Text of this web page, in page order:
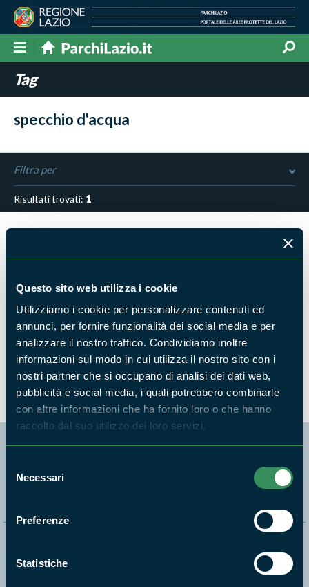
Questo sito web utilizza i cookie
Utilizziamo i cookie per personalizzare contenuti ed
annunci, per fornire funzionalità dei social media e per
analizzare il nostro traffico. Condividiamo inoltre
informazioni sul modo in cui utilizza il nostro sito con i
nostri partner che si occupano di analisi dei dati web,
pubblicità e social media, i quali potrebbero combinarle
con altre informazioni che ha fornito loro o che hanno
raccolto dal suo utilizzo dei loro servizi.
delNecessari
Preferenze
Statistiche
Tag
specchio d'acqua
Filtra per
Risultati trovati: 1
Lo stagno di Villa Barattolo